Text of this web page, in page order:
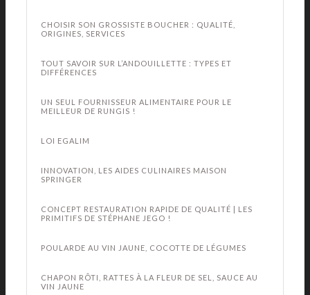
CHOISIR SON GROSSISTE BOUCHER : QUALITÉ,
ORIGINES, SERVICES
TOUT SAVOIR SUR L’ANDOUILLETTE : TYPES ET
DIFFÉRENCES
UN SEUL FOURNISSEUR ALIMENTAIRE POUR LE
MEILLEUR DE RUNGIS !
LOI EGALIM
INNOVATION, LES AIDES CULINAIRES MAISON
SPRINGER
CONCEPT RESTAURATION RAPIDE DE QUALITÉ | LES
PRIMITIFS DE STÉPHANE JEGO !
POULARDE AU VIN JAUNE, COCOTTE DE LÉGUMES
CHAPON RÔTI, RATTES À LA FLEUR DE SEL, SAUCE AU
VIN JAUNE